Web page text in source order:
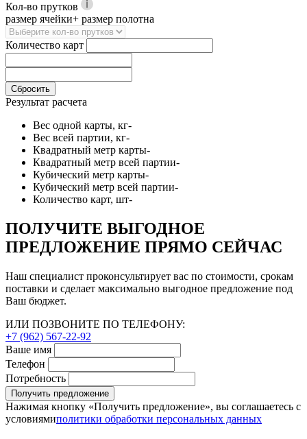
Кол-во прутков
размер ячейки+ размер полотна
Количество карт
Сбросить
Результат расчета
Вес одной карты, кг-
Вес всей партии, кг-
Квадратный метр карты-
Квадратный метр всей партии-
Кубический метр карты-
Кубический метр всей партии-
Количество карт, шт-
ПОЛУЧИТЕ ВЫГОДНОЕ
ПРЕДЛОЖЕНИЕ ПРЯМО СЕЙЧАС
Наш специалист проконсультирует вас по стоимости, срокам
поставки и сделает максимально выгодное предложение под
Ваш бюджет.
ИЛИ ПОЗВОНИТЕ ПО ТЕЛЕФОНУ:
+7 (962) 567-22-92
Ваше имя
Телефон
Потребность
Получить предложение
Нажимая кнопку «Получить предложение», вы соглашаетесь с
условиямиполитики обработки персональных данных